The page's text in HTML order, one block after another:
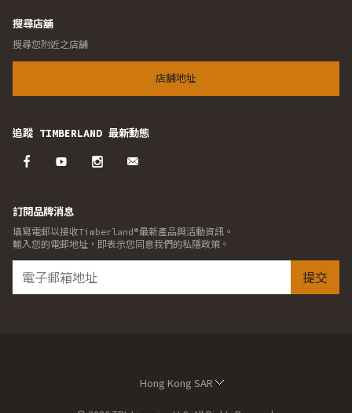
搜尋店舖
搜尋您附近之店舖
店舖地址
追蹤 TIMBERLAND 最新動態
訂閱品牌消息
填寫電郵以接收Timberland®最新產品與活動資訊。
輸入您的電郵地址，即表示您同意我們的私隱政策。
提交
Hong Kong SAR